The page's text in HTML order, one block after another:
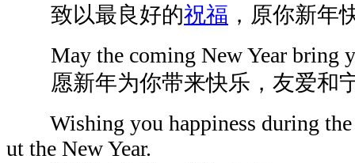
致以最良好的祝福 ，原你新年
May the coming New Year bring
愿新年为你带来快乐，友爱和
Wishing you happiness during the
ut the New Year.